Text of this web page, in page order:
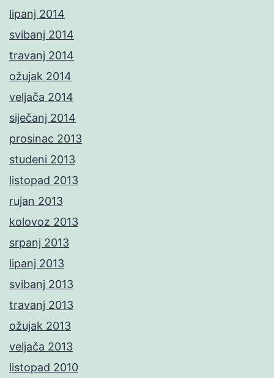
lipanj 2014
svibanj 2014
travanj 2014
ožujak 2014
veljača 2014
siječanj 2014
prosinac 2013
studeni 2013
listopad 2013
rujan 2013
kolovoz 2013
srpanj 2013
lipanj 2013
svibanj 2013
travanj 2013
ožujak 2013
veljača 2013
listopad 2010